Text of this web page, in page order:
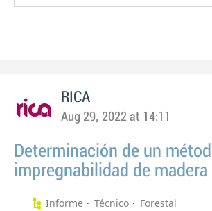
RICA
Aug 29, 2022 at 14:11
Determinación de un
impregnabilidad de
Informe Técnico
Forestal